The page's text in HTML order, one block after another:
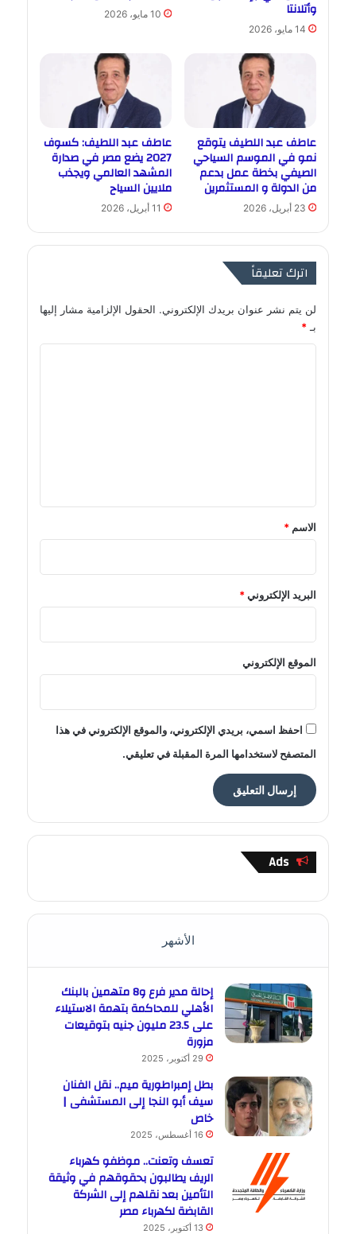
وأتلانتا
14 مايو، 2026
10 مايو، 2026
عاطف عبد اللطيف يتوقع
نمو في الموسم السياحي
الصيفي بخطة عمل بدعم
من الدولة و المستثمرين
23 أبريل، 2026
عاطف عبد اللطيف: كسوف
2027 يضع مصر في صدارة
المشهد العالمي ويجذب
ملايين السياح
11 أبريل، 2026
اترك تعليقاً
لن يتم نشر عنوان بريدك الإلكتروني. الحقول الإلزامية مشار إليها
بـ *
*
الاسم *
البريد الإلكتروني*
الموقع الإلكتروني
احفظ اسمي، بريدي الإلكتروني، والموقع الإلكتروني في هذا
المتصفح لاستخدامها المرة المقبلة في تعليقي.
Ads
الأشهر
إحالة مدير فرع و8 متهمين بالبنك
الأهلي للمحاكمة بتهمة الاستيلاء
على 23.5 مليون جنيه بتوقيعات
مزورة
29 أكتوبر، 2025
بطل إمبراطورية ميم.. نقل الفنان
سيف أبو النجا إلى المستشفى |
خاص
16 أغسطس، 2025
تعسف وتعنت.. موظفو كهرباء
الريف يطالبون بحقوقهم في وثيقة
التأمين بعد نقلهم إلى الشركة
القابضة لكهرباء مصر
13 أكتوبر، 2025